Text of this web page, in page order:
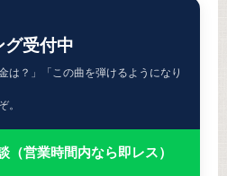
グ受付中
は？」「この曲を弾けるようになり
。
（営業時間内なら即レス）